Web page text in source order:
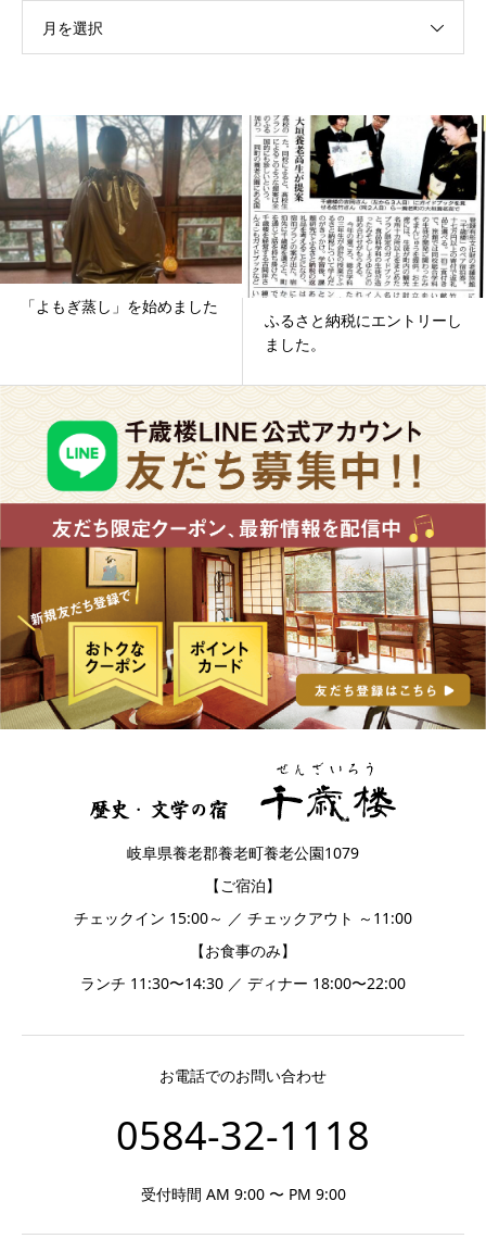
月を選択
「よもぎ蒸し」を始めました
ふるさと納税にエントリーし
ました。
岐阜県養老郡養老町養老公園1079
【ご宿泊】
チェックイン 15:00～ ／ チェックアウト ～11:00
【お食事のみ】
ランチ 11:30〜14:30 ／ ディナー 18:00〜22:00
お電話でのお問い合わせ
0584-32-1118
受付時間 AM 9:00 〜 PM 9:00